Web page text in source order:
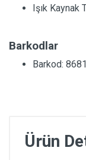
Işık Kaynak
Barkodlar
Barkod:
Ürün